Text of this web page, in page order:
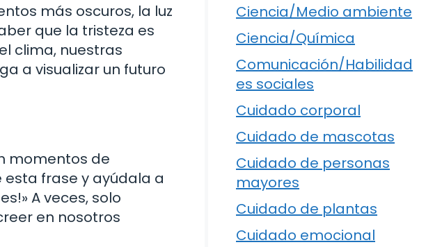
más oscuros, la luz
que la tristeza es
clima, nuestras
a visualizar un futuro
momentos de
frase y ayúdala a
A veces, solo
en nosotros
Ciencia/Medio ambiente
Ciencia/Química
Comunicación/Habilidad
es sociales
Cuidado corporal
Cuidado de mascotas
Cuidado de personas
mayores
Cuidado de plantas
Cuidado emocional